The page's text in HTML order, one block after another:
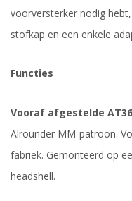
voorversterker nodig
stofkap en een enkele
Functies
Vooraf afgestelde
Alrounder MM-patroon.
fabriek. Gemonteerd op
headshell.